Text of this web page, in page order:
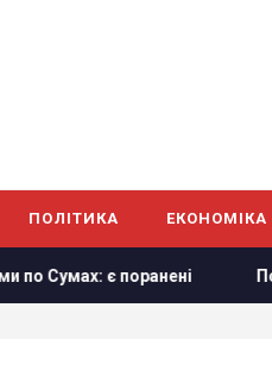
ПОЛІТИКА ЕКОНОМІКА
Погана новина для